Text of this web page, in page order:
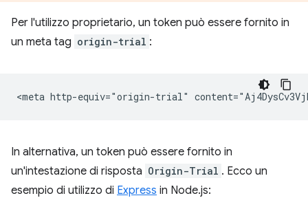
Per l'utilizzo proprietario, un token può essere fornito in
un meta tag origin-trial :
In alternativa, un token può essere fornito in
un'intestazione di risposta Origin-Trial . Ecco un
esempio di utilizzo di Express in Node.js: